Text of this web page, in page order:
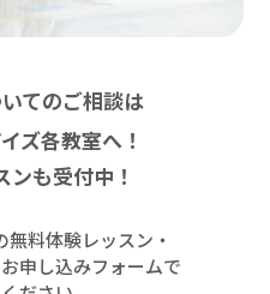
てのご相談は
ズ各教室へ！
も受付中！
料体験レッスン・
申し込みフォームで